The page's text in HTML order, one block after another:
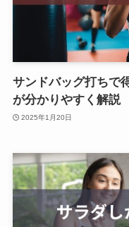
サンドバッグ打ちで
が分かりやすく解説
2025年1月20日